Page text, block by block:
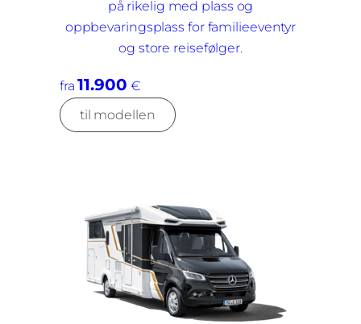
på rikelig med plass og
oppbevaringsplass for familieeventyr
og store reisefølger.
fra11.900 €
til modellen